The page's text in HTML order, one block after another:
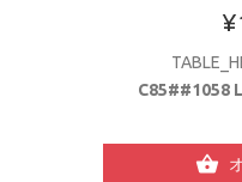
C85##1058